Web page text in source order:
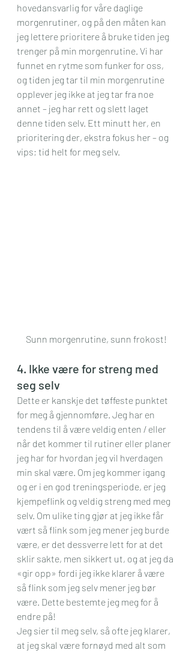
hovedansvarlig for våre daglige
morgenrutiner, og på den måten kan
jeg lettere prioritere å bruke tiden jeg
trenger på min morgenrutine. Vi har
funnet en rytme som funker for oss,
og tiden jeg tar til min morgenrutine
opplever jeg ikke at jeg tar fra noe
annet – jeg har rett og slett laget
denne tiden selv. Ett minutt her, en
prioritering der, ekstra fokus her – og
vips; tid helt for meg selv.
Sunn morgenrutine, sunn frokost!
4. Ikke være for streng med
seg selv
Dette er kanskje det tøffeste punktet
for meg å gjennomføre. Jeg har en
tendens til å være veldig enten / eller
når det kommer til rutiner eller planer
jeg har for hvordan jeg vil hverdagen
min skal være. Om jeg kommer igang
og er i en god treningsperiode, er jeg
kjempeflink og veldig streng med meg
selv. Om ulike ting gjør at jeg ikke får
vært så flink som jeg mener jeg burde
være, er det dessverre lett for at det
sklir sakte, men sikkert ut, og at jeg da
«gir opp» fordi jeg ikke klarer å være
så flink som jeg selv mener jeg bør
være. Dette bestemte jeg meg for å
endre på!
Jeg sier til meg selv, så ofte jeg klarer,
at jeg skal være fornøyd med alt som